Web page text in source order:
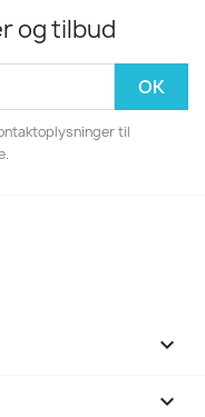
og tilbud
til

